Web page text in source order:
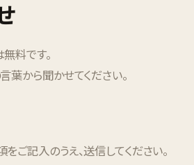
料です。
葉から聞かせてください。
ご記入のうえ、送信してください。